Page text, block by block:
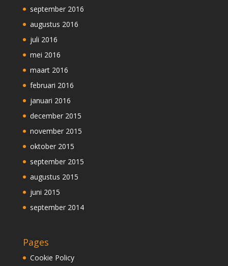
september 2016
augustus 2016
juli 2016
mei 2016
maart 2016
februari 2016
januari 2016
december 2015
november 2015
oktober 2015
september 2015
augustus 2015
juni 2015
september 2014
Pages
Cookie Policy